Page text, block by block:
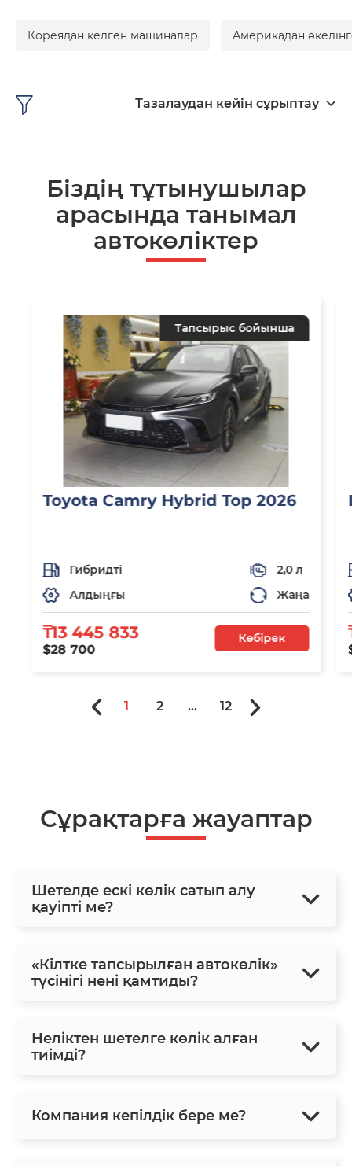
Кореядан келген машиналар Америкадан
Тазалаудан кейін сұрыптау
Біздің тұтынушылар
арасында танымал
автокөліктер
Тапсырыс бойынша
Toyota Camry Hybrid Top 2026
Гибридті
2,0 л
Алдыңғы
Жаңа
₸13 445 833
$28 700
Көбірек
1 2 ... 12
Сұрақтарға жауаптар
Шетелде ескі көлік сатып алу
қауіпті ме?
«Кілтке тапсырылған автокөлік»
түсінігі нені қамтиды?
Неліктен шетелге көлік алған
тиімді?
Компания кепілдік бере ме?